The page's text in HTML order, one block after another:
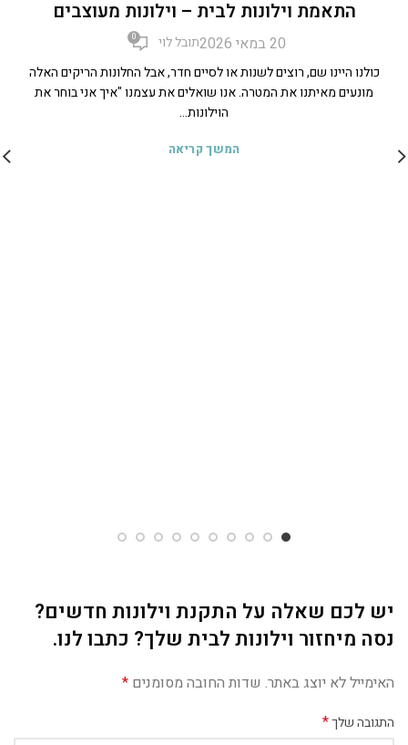
התאמת וילונות לבית – וילונות מעוצבים
20 במאי 2026 תובל לוי 0
כולנו היינו שם, רוצים לשנות או לסיים חדר, אבל החלונות הריקים האלה
מונעים מאיתנו את המטרה. אנו שואלים את עצמנו "איך אני בוחר את
הוילונות...
המשך קריאה
יש לכם שאלה על התקנת וילונות חדשים?
נסה מיחזור וילונות לבית שלך? כתבו לנו.
האימייל לא יוצג באתר. שדות החובה מסומנים *
התגובה שלך*